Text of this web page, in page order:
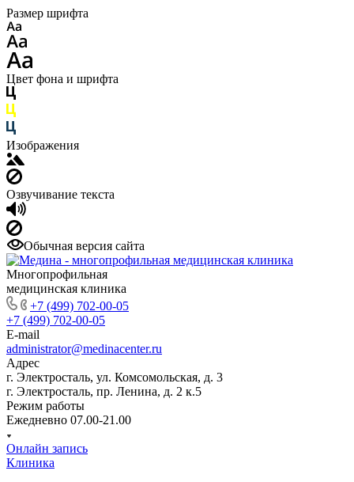
Размер шрифта
Цвет фона и шрифта
Изображения
Озвучивание текста
Обычная версия сайта
Многопрофильная
медицинская клиника
+7 (499) 702-00-05
+7 (499) 702-00-05
E-mail
administrator@medinacenter.ru
Адрес
г. Электросталь, ул. Комсомольская, д. 3
г. Электросталь, пр. Ленина, д. 2 к.5
Режим работы
Ежедневно 07.00-21.00
Онлайн запись
Клиника